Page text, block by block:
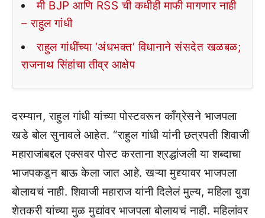
मी BJP आणि RSS ची कधीही माफी मागणार नाही
– राहुल गांधी
राहुल गांधींच्या ‘अंधभक्त’ विधानाने संसदेत खळबळ;
राजनाथ सिंहांचा तीव्र आक्षेप
दरम्यान, राहुल गांधी यांच्या पोस्टवरून काँग्रेसने भाजपला
खडे बोल सुनावले आहेत. “राहुल गांधी यांनी छत्रपती शिवाजी
महाराजांबद्दल एक्सवर पोस्ट करताना श्रद्धांजली या शब्दाचा
भाजपकडून बाऊ केला जात आहे. खऱ्या मुद्द्यावर भाजपला
बोलायचं नाही. शिवाजी महाराज यांनी दिलेलं मुल्य, महिला युवा
शेतकरी यांच्या मुळ मुद्यांवर भाजपला बोलायचं नाही. महिलांवर